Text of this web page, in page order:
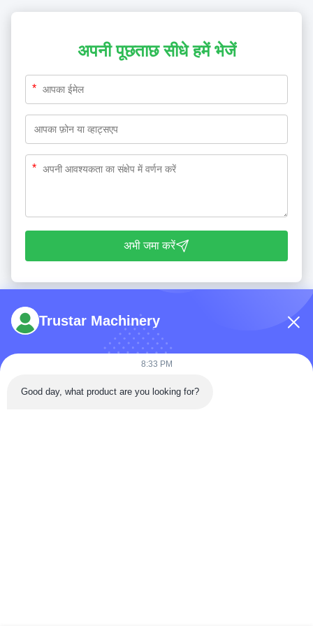
अपनी पूछताछ सीधे हमें भेजें
*
*
अभी जमा करें
टेलीफोन: 86-180-5882-0351
Trustar Machinery
8:33 PM
Good day, what product are you looking for?